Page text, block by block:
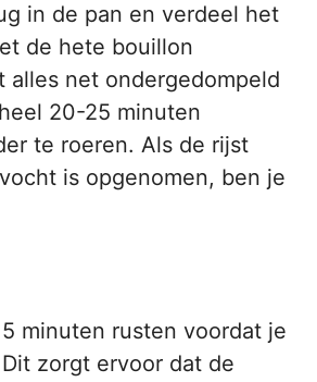
in de pan en verdeel het
de hete bouillon
alles net ondergedompeld
20-25 minuten
te roeren. Als de rijst
is opgenomen, ben je
minuten rusten voordat je
zorgt ervoor dat de